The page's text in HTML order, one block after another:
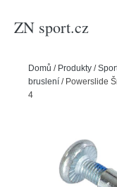
ZN sport.cz
Domů / Produkty /
bruslení / Powerslide
42mm/6mm (1ks)